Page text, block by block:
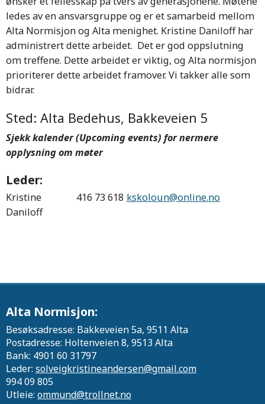
ledes av en ansvarsgruppe og er et samarbeid mellom
Alta Normisjon og Alta menighet. Kristine Daniloff har
administrert dette arbeidet. Det er god oppslutning
om treffene. Dette arbeidet er viktig, og Alta normisjon
prioriterer dette arbeidet framover. Vi takker alle som
bidrar.
Sted: Alta Bedehus, Bakkeveien 5
Sjekk kalender (Upcoming events) for nermere
opplysning om møter
Leder:
Kristine
Daniloff
416 73 618 kskoloun@online.no
Alta Normisjon:
Besøksadresse: Bakkeveien 5a, 9511 Alta
Postadresse: Holtenveien 8, 9513 Alta
Bank: 4901 60 31797
Leder: solveigkristineandersen@gmail.com
994 09 805
Utleie: ommund@trollnet.no